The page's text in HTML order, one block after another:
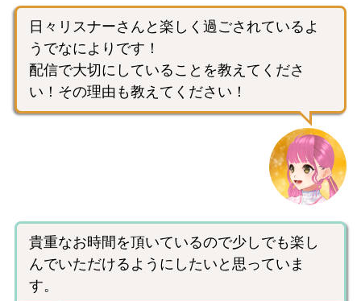
日々リスナーさんと楽しく過ごされているよ
うでなによりです！
配信で大切にしていることを教えてくださ
い！その理由も教えてください！
貴重なお時間を頂いているので少しでも楽し
んでいただけるようにしたいと思っていま
す。